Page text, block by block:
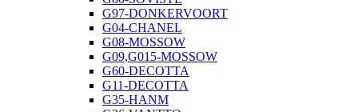
G97-DONKERVOORT
G04-CHANEL
G08-MOSSOW
G09,G015-MOSSOW
G60-DECOTTA
G11-DECOTTA
G35-HANM